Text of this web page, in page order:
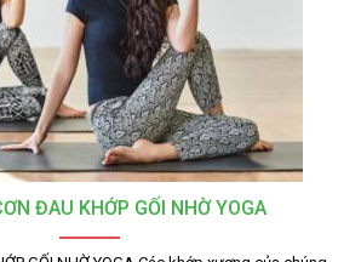
ĐAU KHỚP GỐI NHỜ YOGA